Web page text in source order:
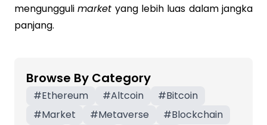
mengunggulimarket yang lebih luas dalam jangka
panjang.
Browse By Category
#Ethereum #Altcoin #Bitcoin
#Market #Metaverse #Blockchain